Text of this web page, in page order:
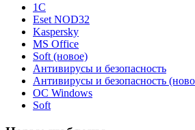
1С
Eset NOD32
Kaspersky
MS Office
Soft (новое)
Антивирусы и безопасность
Антивирусы и безопасность
ОС Windows
Soft